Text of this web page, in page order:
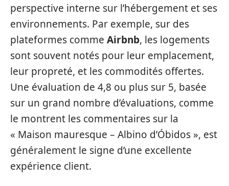
perspective interne sur l’hébergement et ses
environnements. Par exemple, sur des
plateformes comme Airbnb, les logements
sont souvent notés pour leur emplacement,
leur propreté, et les commodités offertes.
Une évaluation de 4,8 ou plus sur 5, basée
sur un grand nombre d’évaluations, comme
le montrent les commentaires sur la
« Maison mauresque – Albino d’Óbidos », est
généralement le signe d’une excellente
expérience client.